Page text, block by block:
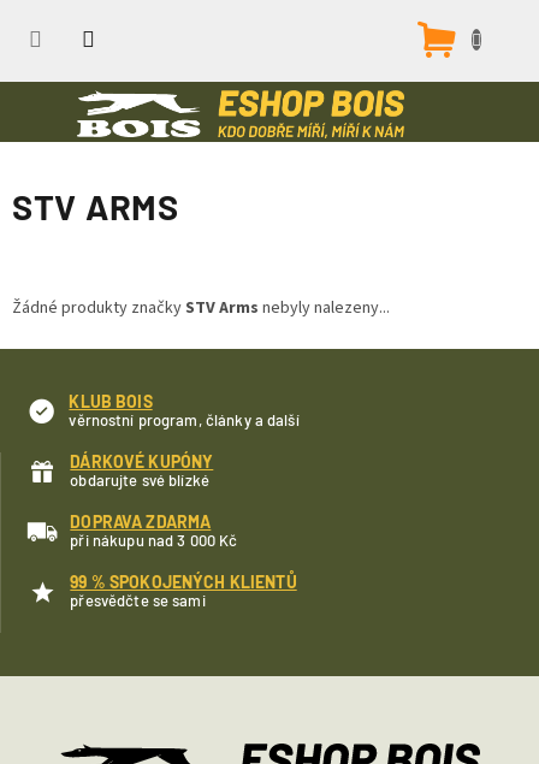
STV ARMS
Žádné produkty značkySTV Arms nebyly nalezeny...
KLUB BOIS
věrnostní program, články a další
DÁRKOVÉ KUPÓNY
obdarujte své blízké
DOPRAVA ZDARMA
při nákupu nad 3 000 Kč
99 % SPOKOJENÝCH KLIENTŮ
přesvědčte se sami